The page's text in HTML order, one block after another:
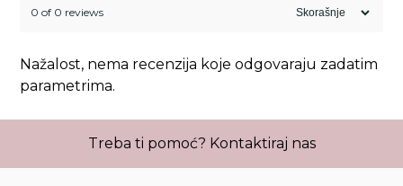
0 of 0 reviews
Nažalost, nema recenzija koje odgovaraju zadatim
parametrima.
Treba ti pomoć? Kontaktiraj nas